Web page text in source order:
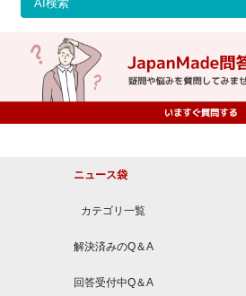
AI検索
ニュース袋
カテゴリ一覧
解決済みのQ＆A
回答受付中Q＆A